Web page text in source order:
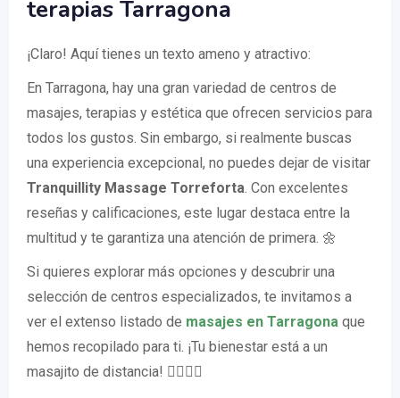
terapias Tarragona
¡Claro! Aquí tienes un texto ameno y atractivo:
En Tarragona, hay una gran variedad de centros de
masajes, terapias y estética que ofrecen servicios para
todos los gustos. Sin embargo, si realmente buscas
una experiencia excepcional, no puedes dejar de visitar
Tranquillity Massage Torreforta. Con excelentes
reseñas y calificaciones, este lugar destaca entre la
multitud y te garantiza una atención de primera. 🌼
Si quieres explorar más opciones y descubrir una
selección de centros especializados, te invitamos a
ver el extenso listado de masajes en Tarragona que
hemos recopilado para ti. ¡Tu bienestar está a un
masajito de distancia! 💆‍♂️💆‍♀️